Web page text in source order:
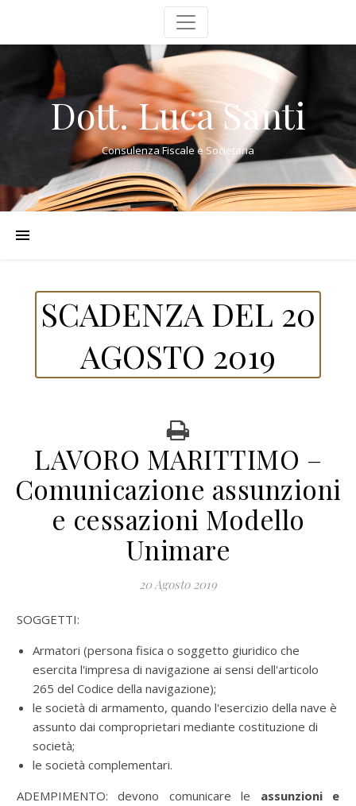
Dott. Luca Santi
Consulenza Fiscale e Societaria
SCADENZA DEL 20
AGOSTO 2019
LAVORO MARITTIMO –
Comunicazione assunzioni
e cessazioni Modello
Unimare
20 Agosto 2019
SOGGETTI:
Armatori (persona fisica o soggetto giuridico che
esercita l'impresa di navigazione ai sensi dell'articolo
265 del Codice della navigazione);
le società di armamento, quando l'esercizio della nave è
assunto dai comproprietari mediante costituzione di
società;
le società complementari.
ADEMPIMENTO: devono comunicare le assunzioni e